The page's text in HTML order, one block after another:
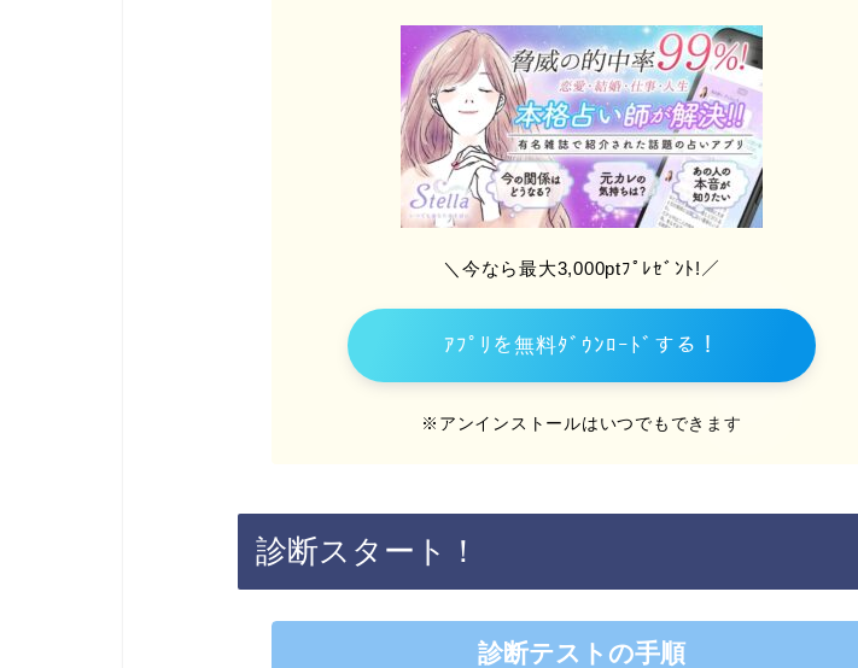
＼今なら最大3,000ptﾌﾟﾚｾﾞﾝﾄ!／
ｱﾌﾟﾘを無料ﾀﾞｳﾝﾛｰﾄﾞする！
※アンインストールはいつでもできます
診断スタート！
診断テストの手順